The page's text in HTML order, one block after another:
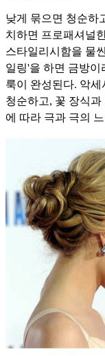
낮게 묶으면 청순하
치하면 프로패셔널
스타일리시함을 물
일링'을 하면 금방이
룩이 완성된다. 악
청순하고, 꽃 장식
에 따라 극과 극의